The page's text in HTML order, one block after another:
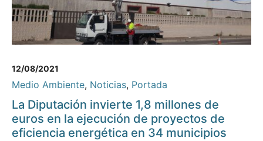
12/08/2021
Medio Ambiente, Noticias, Portada
La Diputación invierte 1,8 millones de
euros en la ejecución de proyectos de
eficiencia energética en 34 municipios